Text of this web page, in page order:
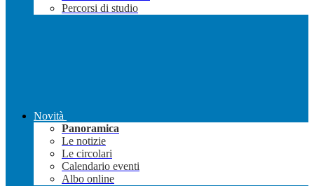
Percorsi di studio
Novità
Panoramica
Le notizie
Le circolari
Calendario eventi
Albo online